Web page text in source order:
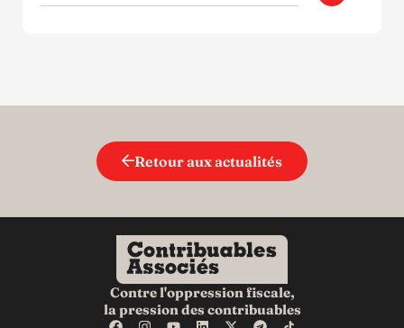
Retour aux actualités
Contre l'oppression fiscale,
la pression des contribuables